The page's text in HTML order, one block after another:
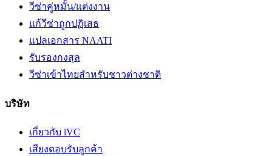
วีซ่าคู่หมั้น/แต่งงาน
แก้วีซ่าถูกปฏิเสธ
แปลเอกสาร NAATI
รับรองกงสุล
วีซ่าเข้าไทยสำหรับชาวต่างชาติ
บริษัท
เกี่ยวกับ iVC
เสียงตอบรับลูกค้า